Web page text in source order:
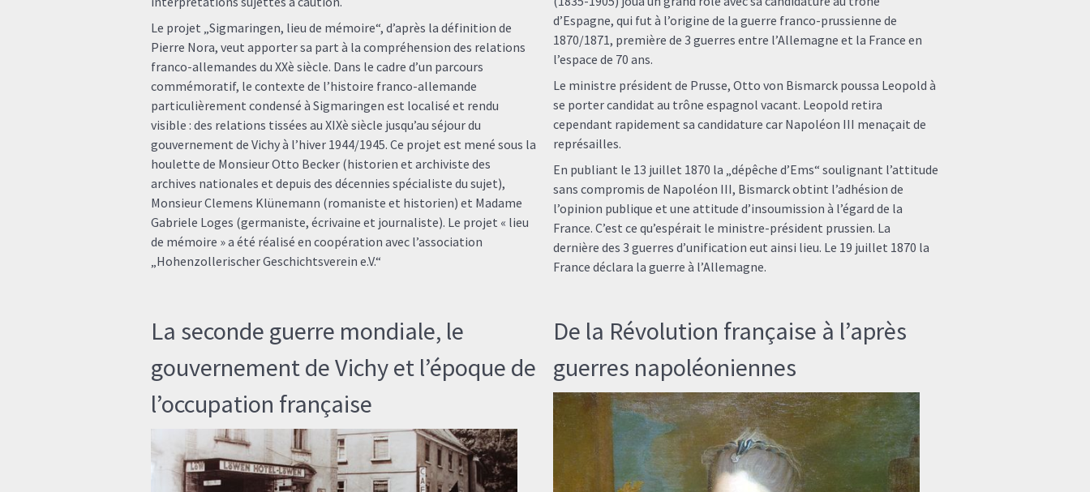
Le projet „Sigmaringen, lieu de mémoire“, d’après la définition de
Pierre Nora, veut apporter sa part à la compréhension des relations
franco-allemandes du XXè siècle. Dans le cadre d’un parcours
commémoratif, le contexte de l’histoire franco-allemande
particulièrement condensé à Sigmaringen est localisé et rendu
visible : des relations tissées au XIXè siècle jusqu’au séjour du
gouvernement de Vichy à l’hiver 1944/1945. Ce projet est mené sous la
houlette de Monsieur Otto Becker (historien et archiviste des
archives nationales et depuis des décennies spécialiste du sujet),
Monsieur Clemens Klünemann (romaniste et historien) et Madame
Gabriele Loges (germaniste, écrivaine et journaliste). Le projet « lieu
de mémoire » a été réalisé en coopération avec l’association
„Hohenzollerischer Geschichtsverein e.V.“
d’Espagne, qui fut à l’origine de la guerre franco-prussienne de
1870/1871, première de 3 guerres entre l’Allemagne et la France en
l’espace de 70 ans.
Le ministre président de Prusse, Otto von Bismarck poussa Leopold à
se porter candidat au trône espagnol vacant. Leopold retira
cependant rapidement sa candidature car Napoléon III menaçait de
représailles.
En publiant le 13 juillet 1870 la „dépêche d’Ems“ soulignant l’attitude
sans compromis de Napoléon III, Bismarck obtint l’adhésion de
l’opinion publique et une attitude d’insoumission à l’égard de la
France. C’est ce qu’espérait le ministre-président prussien. La
dernière des 3 guerres d’unification eut ainsi lieu. Le 19 juillet 1870 la
France déclara la guerre à l’Allemagne.
La seconde guerre mondiale, le
gouvernement de Vichy et l’époque de
l’occupation française
De la Révolution française à l’après
guerres napoléoniennes